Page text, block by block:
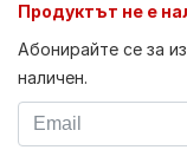
Продуктът не е
Абонирайте се за
наличен.